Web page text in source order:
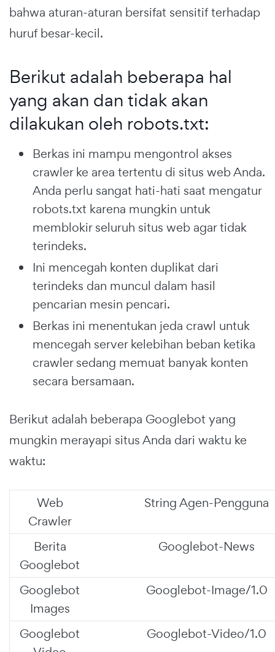
bahwa aturan-aturan bersifat sensitif terhadap
huruf besar-kecil.
Berikut adalah beberapa hal
yang akan dan tidak akan
dilakukan oleh robots.txt:
Berkas ini mampu mengontrol akses
crawler ke area tertentu di situs web Anda.
Anda perlu sangat hati-hati saat mengatur
robots.txt karena mungkin untuk
memblokir seluruh situs web agar tidak
terindeks.
Ini mencegah konten duplikat dari
terindeks dan muncul dalam hasil
pencarian mesin pencari.
Berkas ini menentukan jeda crawl untuk
mencegah server kelebihan beban ketika
crawler sedang memuat banyak konten
secara bersamaan.
Berikut adalah beberapa Googlebot yang
mungkin merayapi situs Anda dari waktu ke
waktu:
Web
Crawler
String Agen-Pengguna
Berita
Googlebot
Googlebot-News
Googlebot
Images
Googlebot-Image/1.0
Googlebot
Googlebot-Video/1.0